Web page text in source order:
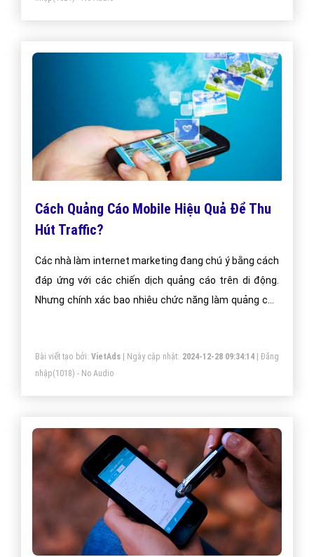
Cách Quảng Cáo Mobile Hiệu Quả Để Thu
Hút Traffic?
Các nhà làm internet marketing đang chú ý bằng cách
đáp ứng với các chiến dịch quảng cáo trên di động.
Nhưng chính xác bao nhiêu chức năng làm quảng cáo
doanh nghiệp
Bài viết tạo bởi: VietAds| Ngày cập nhật: 2024-12-28 09:34:14|Đăng
nhập(1018) - No Audio